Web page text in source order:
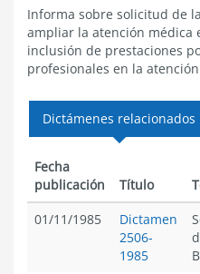
Informa sobre solicitud de
ampliar la atención médica
inclusión de prestaciones
profesionales en la
Dictámenes relacionados
Fecha
publicación
Título
01/11/1985
Dictamen
2506-
1985